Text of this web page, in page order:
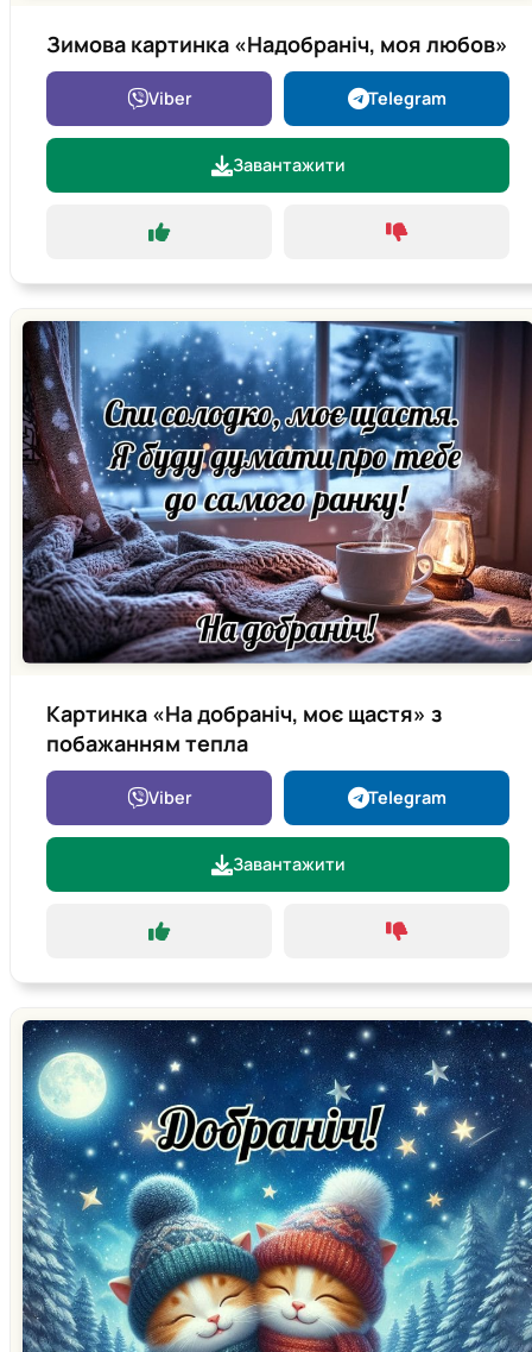
Зимова картинка «Надобраніч, моя любов»
Viber Telegram
Завантажити
Картинка «На добраніч, моє щастя» з
побажанням тепла
Viber Telegram
Завантажити